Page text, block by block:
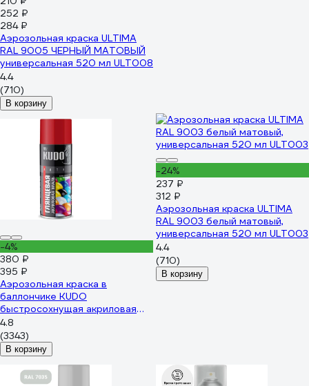
252 ₽
284 ₽
Аэрозольная краска ULTIMA
RAL 9005 ЧЕРНЫЙ МАТОВЫЙ
универсальная 520 мл ULT008
4.4
(710)
В корзину
-4%
380 ₽
395 ₽
Аэрозольная краска в
баллончике KUDO
быстросохнущая акриловая
универсальная глянцевая RAL
3020 красная KU-A3020
4.8
(3343)
В корзину
-24%
237 ₽
312 ₽
Аэрозольная краска ULTIMA
RAL 9003 белый матовый,
универсальная 520 мл ULT003
4.4
(710)
В корзину